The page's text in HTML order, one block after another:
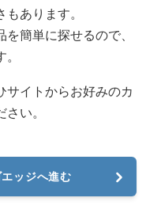
あります。
簡単に探せるので、
サイトからお好みのカ
い。
ッジへ進む